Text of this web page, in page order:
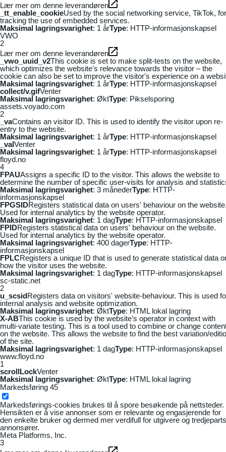
Lær mer om denne leverandøren
_tt_enable_cookieUsed by the social networking service, TikTok, for
tracking the use of embedded services.
Maksimal lagringsvarighet: 1 årType: HTTP-informasjonskapsel
VWO
2
Lær mer om denne leverandøren
_vwo_uuid_v2This cookie is set to make split-tests on the website,
which optimizes the website's relevance towards the visitor – the
cookie can also be set to improve the visitor's experience on a
Maksimal lagringsvarighet: 1 årType: HTTP-informasjonskapsel
collect/v.gifVenter
Maksimal lagringsvarighet: ØktType: Pikselsporing
assets.voyado.com
2
_vaContains an visitor ID. This is used to identify the visitor upon re-
entry to the website.
Maksimal lagringsvarighet: 1 årType: HTTP-informasjonskapsel
_vaIVenter
Maksimal lagringsvarighet: 1 årType: HTTP-informasjonskapsel
floyd.no
4
FPAUAssigns a specific ID to the visitor. This allows the website to
determine the number of specific user-visits for analysis and
Maksimal lagringsvarighet: 3 månederType: HTTP-
informasjonskapsel
FPGSIDRegisters statistical data on users' behaviour on the
Used for internal analytics by the website operator.
Maksimal lagringsvarighet: 1 dagType: HTTP-informasjonskapsel
FPIDRegisters statistical data on users' behaviour on the website.
Used for internal analytics by the website operator.
Maksimal lagringsvarighet: 400 dagerType: HTTP-
informasjonskapsel
FPLCRegisters a unique ID that is used to generate statistical data
how the visitor uses the website.
Maksimal lagringsvarighet: 1 dagType: HTTP-informasjonskapsel
sc-static.net
2
u_scsidRegisters data on visitors' website-behaviour. This is used
internal analysis and website optimization.
Maksimal lagringsvarighet: ØktType: HTML lokal lagring
X-ABThis cookie is used by the website’s operator in context with
multi-variate testing. This is a tool used to combine or change
on the website. This allows the website to find the best variation/
of the site.
Maksimal lagringsvarighet: 1 dagType: HTTP-informasjonskapsel
www.floyd.no
1
scrollLockVenter
Maksimal lagringsvarighet: ØktType: HTML lokal lagring
Markedsføring 45
Markedsførings-cookies brukes til å spore besøkende på nettsteder.
Hensikten er å vise annonser som er relevante og engasjerende for
den enkelte bruker og dermed mer verdifull for utgivere og tredjeparts
annonsører.
Meta Platforms, Inc.
3